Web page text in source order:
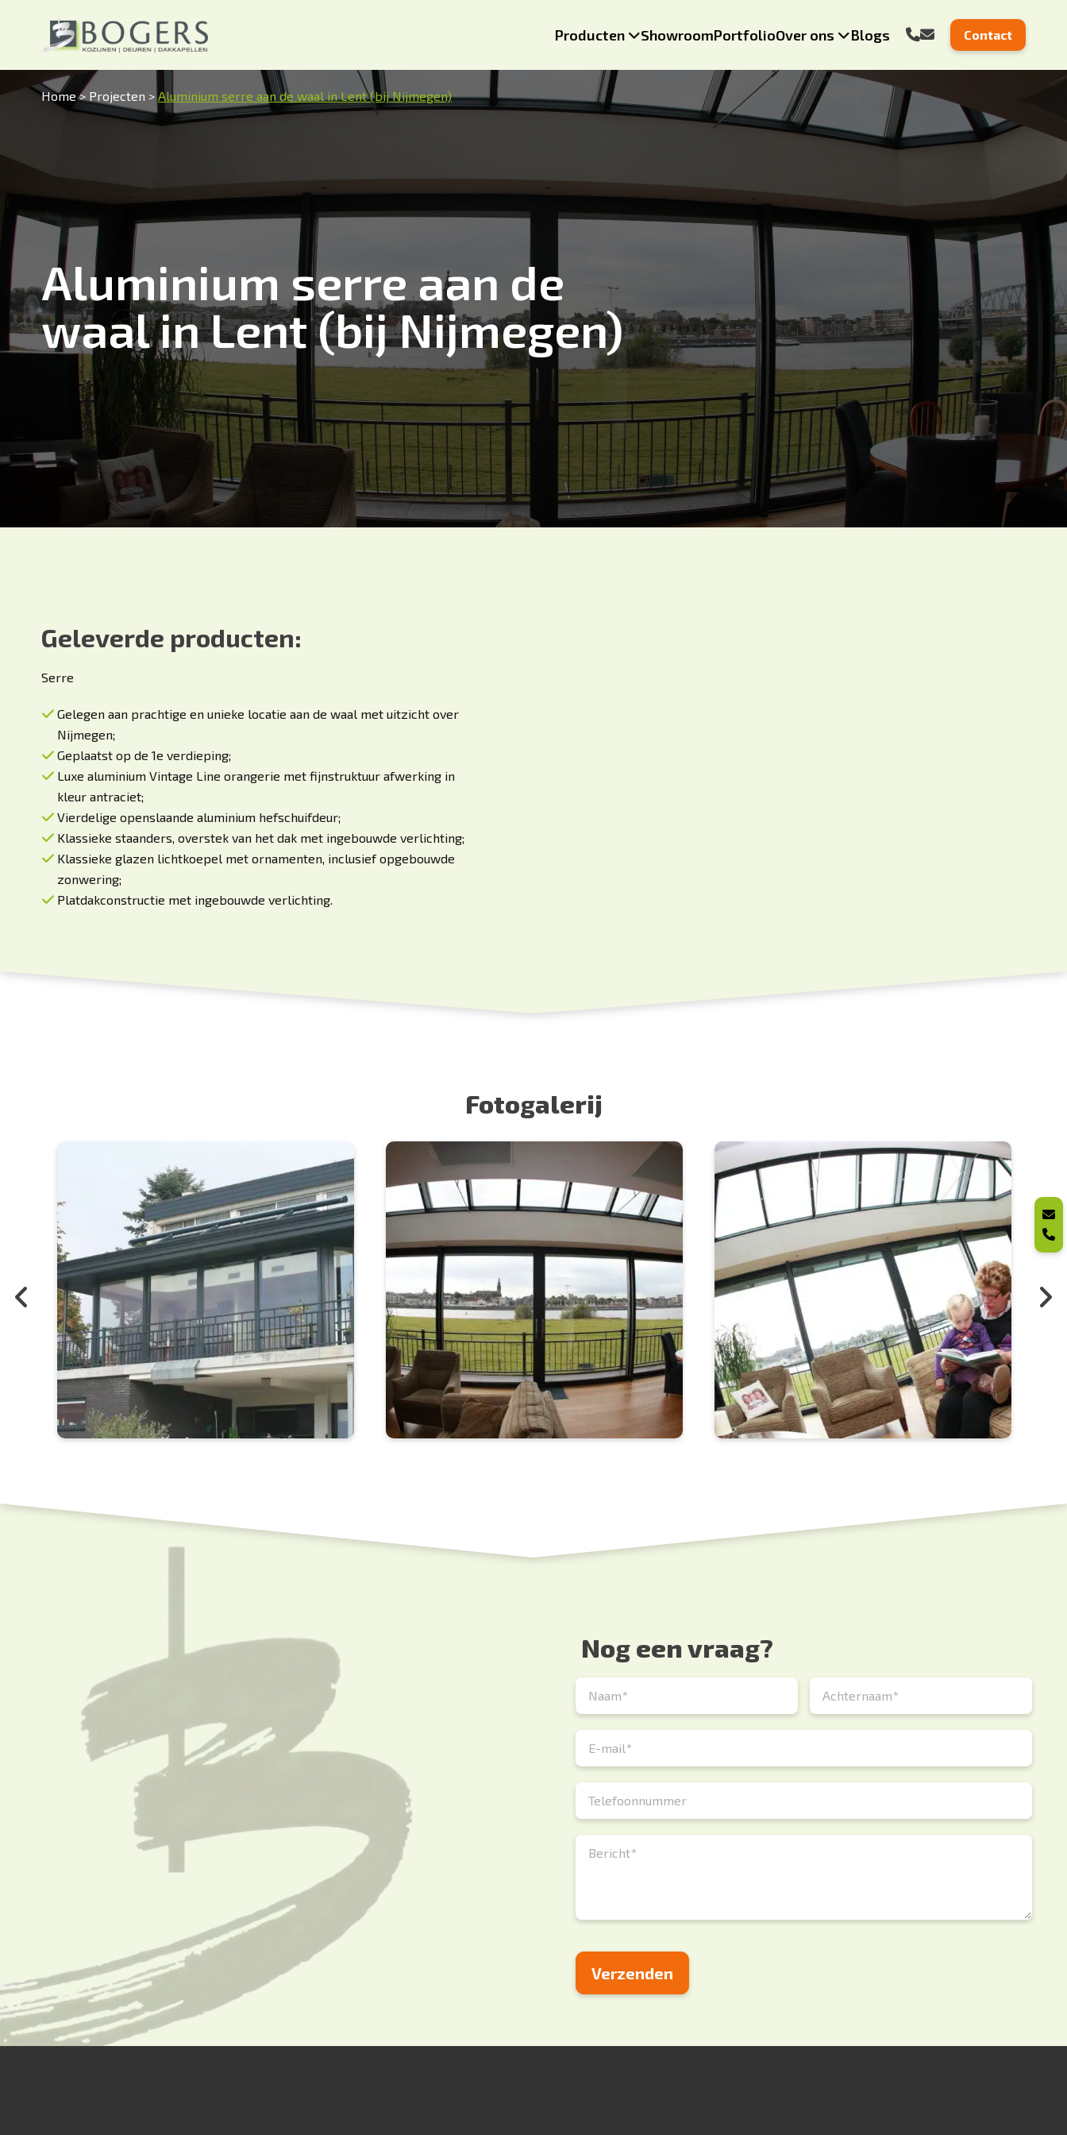
Producten ShowroomPortfolioOver ons Blogs Contact
Home> Projecten >Aluminium serre aan de waal in Lent (bij Nijmegen)
Aluminium serre aan de
waal in Lent (bij Nijmegen)
Geleverde producten:
Serre
Gelegen aan prachtige en unieke locatie aan de waal met uitzicht over
Nijmegen;
Geplaatst op de 1e verdieping;
Luxe aluminium Vintage Line orangerie met fijnstruktuur afwerking in
kleur antraciet;
Vierdelige openslaande aluminium hefschuifdeur;
Klassieke staanders, overstek van het dak met ingebouwde verlichting;
Klassieke glazen lichtkoepel met ornamenten, inclusief opgebouwde
zonwering;
Platdakconstructie met ingebouwde verlichting.
Fotogalerij
Nog een vraag?